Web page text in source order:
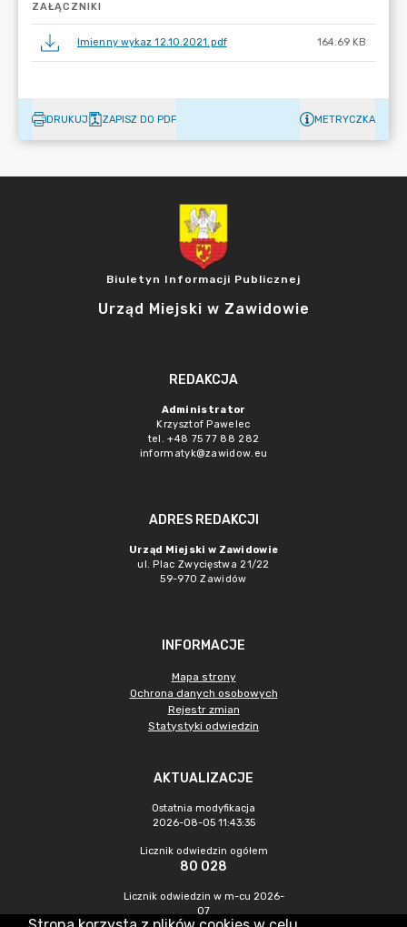
ZAŁĄCZNIKI
Imienny wykaz 12.10.2021.pdf 164.69 KB
DRUKUJ ZAPISZ DO PDF METRYCZKA
Biuletyn Informacji Publicznej
Urząd Miejski w Zawidowie
REDAKCJA
Administrator
Krzysztof Pawelec
tel. +48 75 77 88 282
informatyk@zawidow.eu
ADRES REDAKCJI
Urząd Miejski w Zawidowie
ul. Plac Zwycięstwa 21/22
59-970 Zawidów
INFORMACJE
Mapa strony
Ochrona danych osobowych
Rejestr zmian
Statystyki odwiedzin
AKTUALIZACJE
Ostatnia modyfikacja
2026-08-05 11:43:35
Licznik odwiedzin ogółem
80 028
Licznik odwiedzin w m-cu 2026-
07